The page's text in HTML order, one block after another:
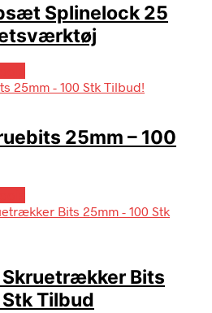
Splinelock 25
25mm – 100
Skruetrækker Bits
Tilbud